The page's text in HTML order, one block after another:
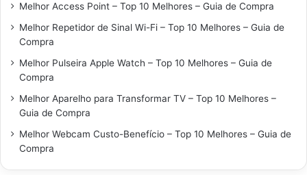
Melhor Access Point – Top 10 Melhores – Guia de Compra
Melhor Repetidor de Sinal Wi-Fi – Top 10 Melhores – Guia de
Compra
Melhor Pulseira Apple Watch – Top 10 Melhores – Guia de
Compra
Melhor Aparelho para Transformar TV – Top 10 Melhores –
Guia de Compra
Melhor Webcam Custo-Benefício – Top 10 Melhores – Guia de
Compra